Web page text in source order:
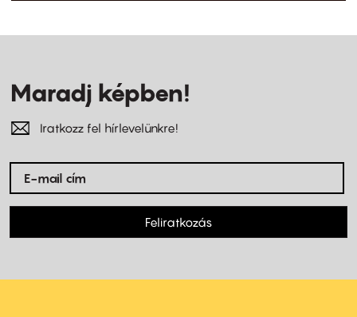
Maradj képben!
Iratkozz fel hírlevelünkre!
Feliratkozás